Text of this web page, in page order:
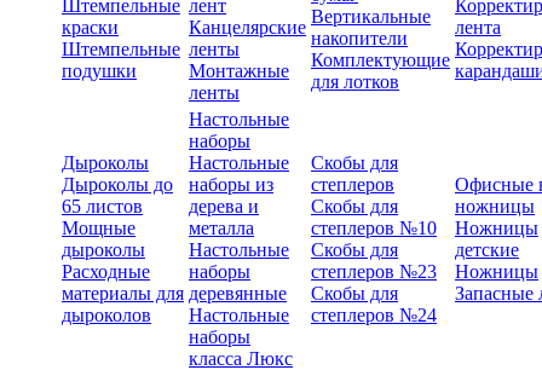
Штемпельные
краски
Штемпельные
подушки
лент
Канцелярские
ленты
Монтажные
ленты
Вертикальные
накопители
Комплектующие
для лотков
лента
Дыроколы
Дыроколы до
65 листов
Мощные
дыроколы
Расходные
материалы для
дыроколов
Настольные
наборы
Настольные
наборы из
дерева и
металла
Настольные
наборы
деревянные
Настольные
наборы
класса Люкс
Скобы для
степлеров
Скобы для
степлеров №10
Скобы для
степлеров №23
Скобы для
степлеров №24
Офисные
ножницы
Ножницы
детские
Ножницы
Запасные